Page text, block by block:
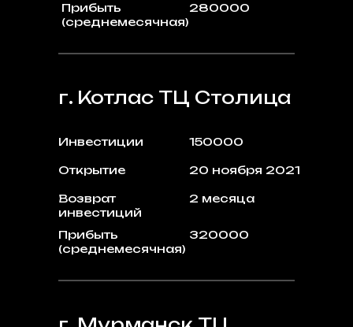
280000
Прибыть
(среднемесячная)
г. Котлас ТЦ Столица
Инвестиции 150000
20 ноября 2021
2 месяца
320000
Открытие
Возврат
инвестиций
Прибыть
(среднемесячная)